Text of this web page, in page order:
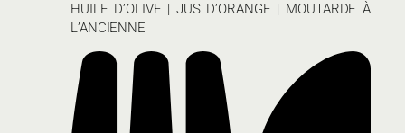
HUILE D’OLIVE | JUS D’ORANGE | MOUTARDE À
L’ANCIENNE